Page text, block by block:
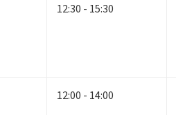
12:30 - 15:30
12:00 - 14:00